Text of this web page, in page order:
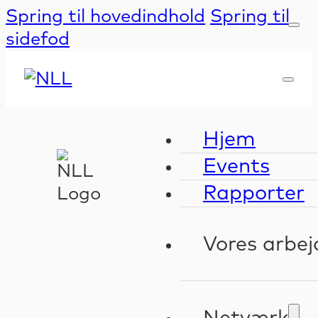
Spring til hovedindhold Spring til
sidefod
Hjem
Events
Rapporter
Vores